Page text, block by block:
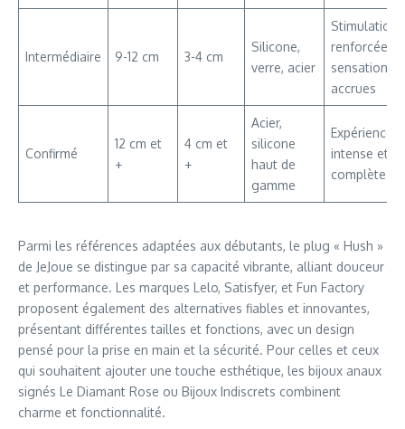
Intermédiaire 9-12 cm 3-4 cm
Silicone,
verre, acier
Stimulation
renforcée,
sensations
accrues
Confirmé
12 cm et
+
4 cm et
+
Acier,
silicone
haut de
gamme
Expérience
intense et
complète
Parmi les références adaptées aux débutants, le plug « Hush »
de JeJoue se distingue par sa capacité vibrante, alliant douceur
et performance. Les marques Lelo, Satisfyer, et Fun Factory
proposent également des alternatives fiables et innovantes,
présentant différentes tailles et fonctions, avec un design
pensé pour la prise en main et la sécurité. Pour celles et ceux
qui souhaitent ajouter une touche esthétique, les bijoux anaux
signés Le Diamant Rose ou Bijoux Indiscrets combinent
charme et fonctionnalité.